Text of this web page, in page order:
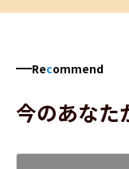
Recommend
今のあなた